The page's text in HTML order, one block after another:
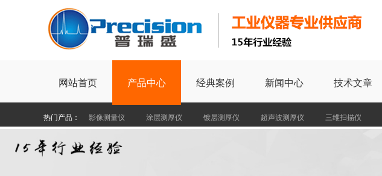
网站首页 产品中心 经典案例 新闻中心 技术文章
热门产品： 影像测量仪 涂层测厚仪 镀层测厚仪 超声波测厚仪 三维扫描仪